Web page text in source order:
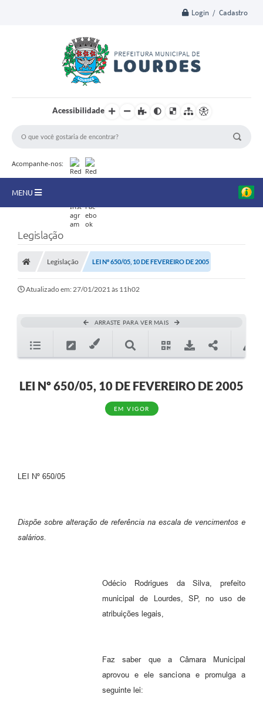
Login / Cadastro
Acessibilidade
Acompanhe-nos:
MENU
Secretarias
Editais
Telefones Úteis
Acesso a Informação
Contato
REQUERIMENTO DE RESTITUIÇÃO DA TAXA DE INSCRIÇÃO
Ouvidoria
A Prefeitura
Meio Ambiente
Cadastro usuários de transporte para Trabalho
Legislação
Legislação LEI Nº 650/05, 10 DE FEVEREIRO DE 2005
Atualizado em: 27/01/2021 às 11h02
ARRASTE PARA VER MAIS
LEI Nº 650/05, 10 DE FEVEREIRO DE 2005
EM VIGOR
LEI Nº 650/05
Dispõe sobre alteração de referência na escala de vencimentos e
salários.
Odécio Rodrigues da Silva, prefeito
municipal de Lourdes, SP, no uso de
atribuições legais,
Faz saber que a Câmara Municipal
aprovou e ele sanciona e promulga a
seguinte lei: